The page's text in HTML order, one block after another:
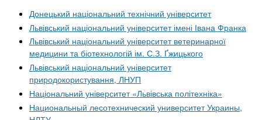
Донецький національний технічний університет
Львівський національний університет імені Івана Франка
Львівський національний університет ветеринарної
медицини та біотехнологій ім. С.З. Ґжицького
Львівський національний університет
природокористування, ЛНУП
Національний університет «Львівська політехніка»
Национальный лесотехнический университет Украины,